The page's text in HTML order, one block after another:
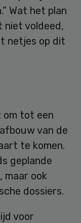
Wat het plan
niet voldeed,
netjes op dit
om tot een
van de
te komen.
geplande
maar ook
dossiers.
voor